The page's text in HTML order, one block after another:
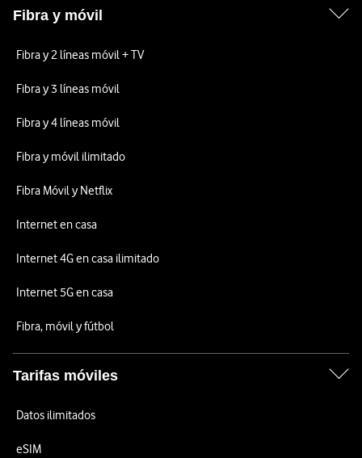
Fibra y móvil
Fibra y 2 líneas móvil + TV
Fibra y 3 líneas móvil
Fibra y 4 líneas móvil
Fibra y móvil ilimitado
Fibra Móvil y Netflix
Internet en casa
Internet 4G en casa ilimitado
Internet 5G en casa
Fibra, móvil y fútbol
Tarifas móviles
Datos ilimitados
eSIM